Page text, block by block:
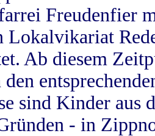
Freudenfier
Lokalvikariat
Ab diesem
sind Kinder aus
- in